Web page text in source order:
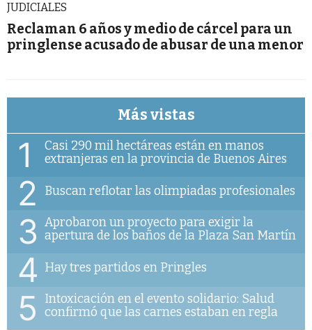
JUDICIALES
Reclaman 6 años y medio de cárcel para un
pringlense acusado de abusar de una menor
Más vistas
1
Casi 290 mil hectáreas están en manos
extranjeras en la provincia de Buenos Aires
2 Buscan reflotar las olimpiadas profesionales
3 Aprobaron un proyecto para exigir la
apertura de los baños de la Plaza San Martín
4 Hay tres partidos en Pringles
5
Intoxicación en el evento solidario: Salud
confirmó que las carnes estaban en regla